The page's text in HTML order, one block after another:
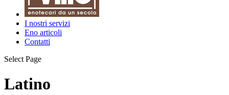
I nostri servizi
Eno articoli
Contatti
Select Page
Latino